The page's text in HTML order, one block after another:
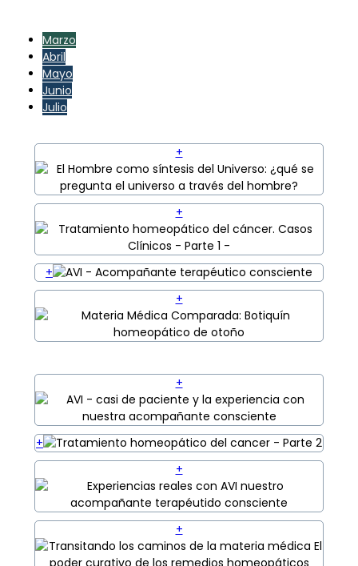
Marzo
Abril
Mayo
Junio
Julio
+
+
+
+
+
+
+
+